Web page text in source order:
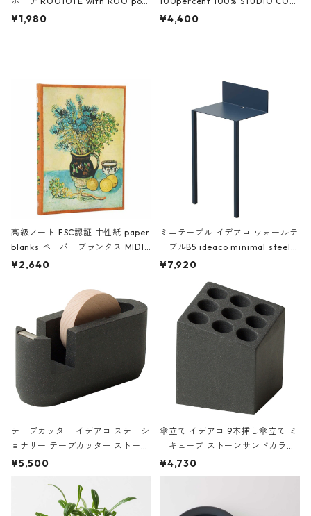
ch 3532 ルートート WR.ポーチ.ラ
¥1,980
AKU Timeless 100パーセント ス
¥4,400
高級ノート FSC認証 中性紙 paper
blanks ペーパーブランクス MIDI
ハードカバー 罫線 ヴァン・ゴッホ
¥2,640
ミニテーブル イデアコ ウォールテ
ーブルB5 ideaco minimal steel f
urniture WALL Table B5 ネイビー
¥7,920
テープカッター イデアコ ステーシ
ョナリー テープカッター ストーン
サンドカラー 石調 ideaco Station
¥5,500
傘立て イデアコ 9本挿し傘立て ミ
ニキューブ ストーンサンドカラー
石調 ideaco Umbrella Stand CUB
E ストーンサンドブラック
¥4,730